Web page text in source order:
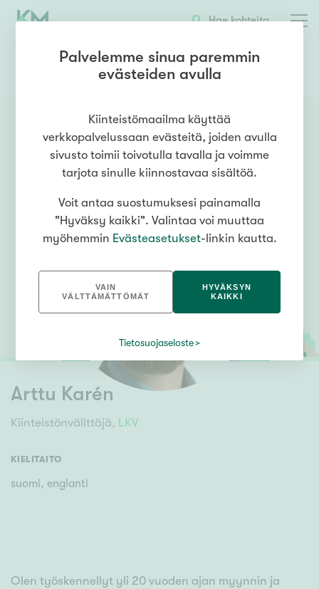
Hae kohteita
0407703462 OTA YHTEYTTÄ
Arttu Karén
Kiinteistönvälittäjä, LKV
KIELITAITO
suomi, englanti
Olen työskennellyt yli 20 vuoden ajan myynnin ja
Palvelemme sinua paremmin
evästeiden avulla
Kiinteistömaailma käyttää
verkkopalvelussaan evästeitä, joiden avulla
sivusto toimii toivotulla tavalla ja voimme
tarjota sinulle kiinnostavaa sisältöä.
Voit antaa suostumuksesi painamalla
"Hyväksy kaikki". Valintaa voi muuttaa
myöhemmin Evästeasetukset-linkin kautta.
VAIN
VÄLTTÄMÄTTÖMÄT
HYVÄKSYN
KAIKKI
Tietosuojaseloste